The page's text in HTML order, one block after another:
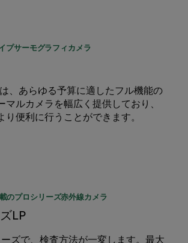
プサーモグラフィカメラ
、あらゆる予算に適したフル機能の
マルカメラを幅広く提供しており、
り便利に行うことができます。
のプロシリーズ赤外線カメラ
LP
ズで、検査方法が一変します。最大